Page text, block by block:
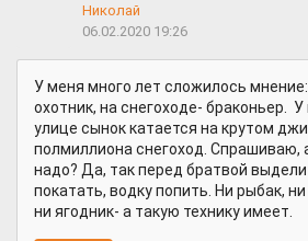
Николай
06.02.2020 19:26
У меня много лет сложилось
охотник, на снегоходе- браконьер.
улице сынок катается на крутом
полмиллиона снегоход. Спрашиваю,
надо? Да, так перед братвой
покатать, водку попить. Ни рыбак, ни
ни ягодник- а такую технику имеет.